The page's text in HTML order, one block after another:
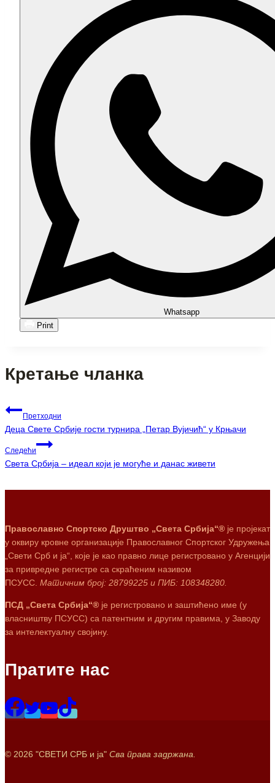
Whatsapp
Print
Кретање чланка
Претходни
Деца Свете Србије гости турнира „Петар Вујичић“ у Крњачи
Следећи
Света Србија – идеал који је могуће и данас живети
Православно Спортско Друштво „Света Србија“® је пројекат
у оквиру кровне организације Православног Спортског Удружења
„Свети Срб и ја“, које је као правно лице регистровано у Агенцији
за привредне регистре са скраћеним називом
ПСУСС. Матичним број: 28799225 и ПИБ: 108348280.
ПСД „Света Србија“® је регистровано и заштићено име (у
власништву ПСУСС) са патентним и другим правима, у Заводу
за интелектуалну својину.
Пратите нас
© 2026 "СВЕТИ СРБ и ја" Сва права задржана.